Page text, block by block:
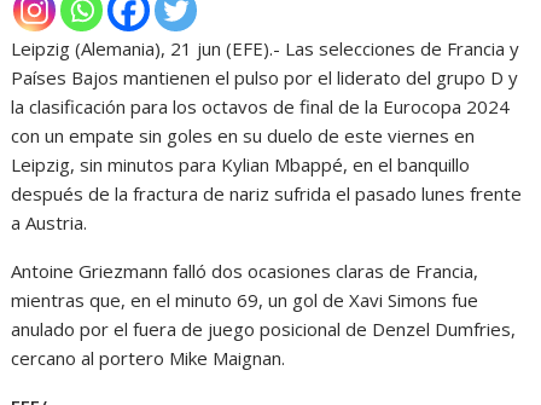
Leipzig (Alemania), 21 jun (EFE).- Las selecciones de Francia y
Países Bajos mantienen el pulso por el liderato del grupo D y
la clasificación para los octavos de final de la Eurocopa 2024
con un empate sin goles en su duelo de este viernes en
Leipzig, sin minutos para Kylian Mbappé, en el banquillo
después de la fractura de nariz sufrida el pasado lunes frente
a Austria.
Antoine Griezmann falló dos ocasiones claras de Francia,
mientras que, en el minuto 69, un gol de Xavi Simons fue
anulado por el fuera de juego posicional de Denzel Dumfries,
cercano al portero Mike Maignan.